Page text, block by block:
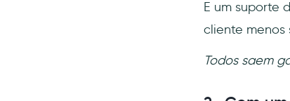
E um suporte
cliente menos
Todos saem